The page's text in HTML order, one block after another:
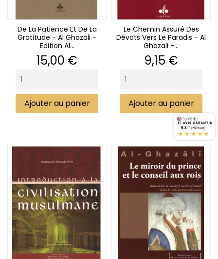
De La Patience Et De La
Gratitude - Al Ghazali -
Edition Al...
Prix
15,00 €
Ajouter au panier
Le Chemin Assuré Des
Dévots Vers Le Paradis - Al
Ghazali -...
Prix
9,15 €
Ajouter au panier
9.8/10 (2569 avis)
★★★★★